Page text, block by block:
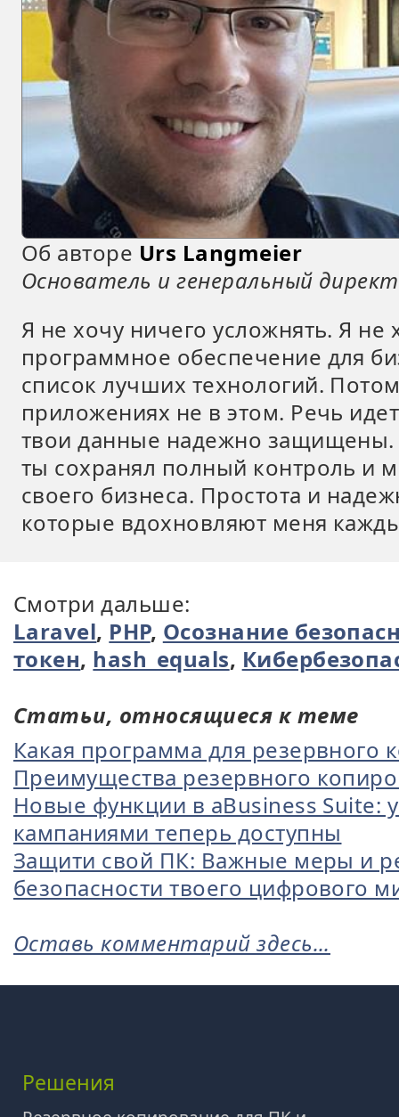
Об авторе Urs Langmeier
Основатель и генеральный
Я не хочу ничего усложнять. Я не
программное обеспечение для
список лучших технологий.
приложениях не в этом. Речь
твои данные надежно защищены.
ты сохранял полный контроль и
своего бизнеса. Простота и
которые вдохновляют меня
Смотри дальше:
Laravel, PHP, Осознание
токен, hash_equals,
Статьи, относящиеся к теме
Какая программа для резервного
Преимущества резервного
Новые функции в aBusiness Suite:
кампаниями теперь доступны
Защити свой ПК: Важные меры и
безопасности твоего цифрового
Оставь комментарий здесь...
Решения